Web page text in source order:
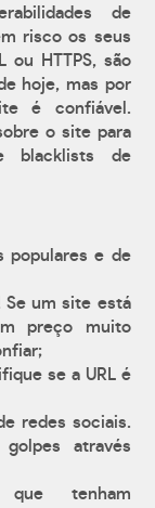
de
risco os seus
ou HTTPS, são
hoje, mas por
é confiável.
o site para
blacklists de
populares e de
Se um site está
preço muito
se a URL é
redes sociais.
através
que tenham